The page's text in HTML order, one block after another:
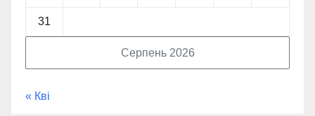
Серпень 2026
31
« Кві